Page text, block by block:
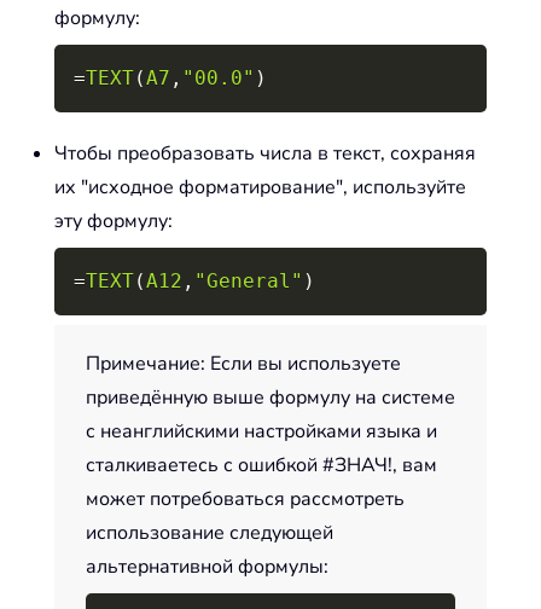
формулу:
=TEXT(A7 , "00.0" )
Чтобы преобразовать числа в текст, сохраняя
их "исходное форматирование", используйте
эту формулу:
=TEXT(A12 , "General" )
Примечание: Если вы используете
приведённую выше формулу на системе
с неанглийскими настройками языка и
сталкиваетесь с ошибкой #ЗНАЧ!, вам
может потребоваться рассмотреть
использование следующей
альтернативной формулы: